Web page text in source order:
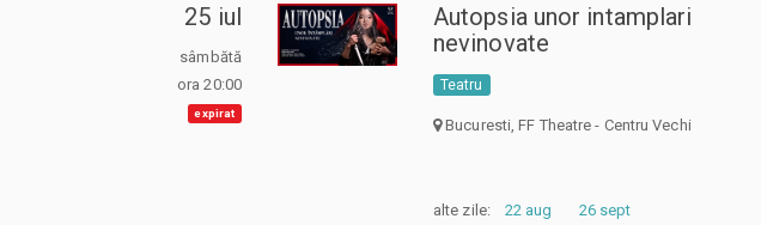
25 iul
sâmbătă
ora 20:00
expirat
Autopsia unor intamplari
nevinovate
Teatru
Bucuresti, FF Theatre - Centru Vechi
alte zile: 22 aug 26 sept